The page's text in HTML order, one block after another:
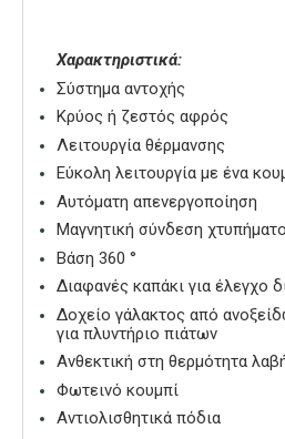
Χαρακτηριστικά:
Σύστημα αντοχής
Κρύος ή ζεστός αφρός
Λειτουργία θέρμανσης
Εύκολη λειτουργία με ένα
Αυτόματη απενεργοποίηση
Μαγνητική σύνδεση
Βάση 360 °
Διαφανές καπάκι για έλεγχο
Δοχείο γάλακτος από
για πλυντήριο πιάτων
Ανθεκτική στη θερμότητα
Φωτεινό κουμπί
Αντιολισθητικά πόδια